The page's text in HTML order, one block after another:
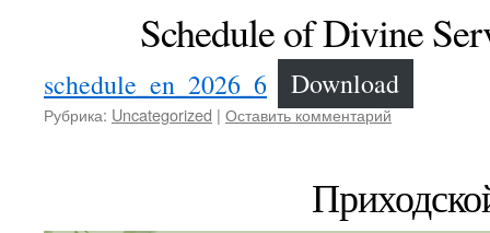
Schedule of Divine
schedule_en_2026_6 Download
Рубрика: Uncategorized | Оставить комментарий